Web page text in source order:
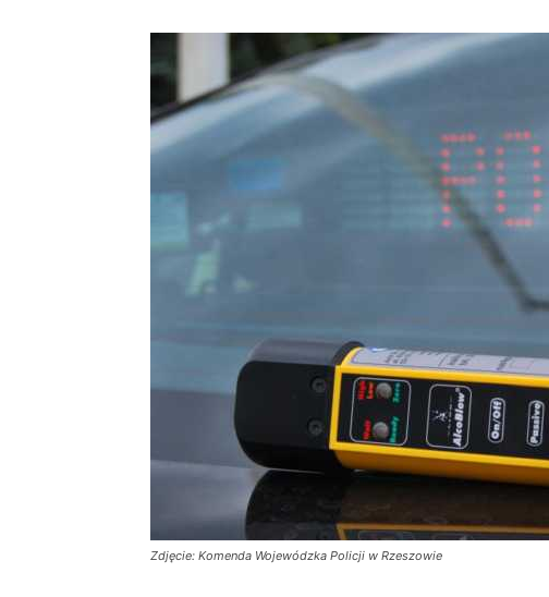
Zdjęcie: Komenda Wojewódzka Policji w Rzeszowie